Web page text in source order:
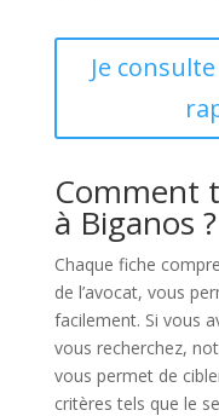
Je
Comment
à Biganos ?
Chaque fiche
de l’avocat, vous
facilement. Si vous
vous recherchez,
vous permet de
critères tels que le